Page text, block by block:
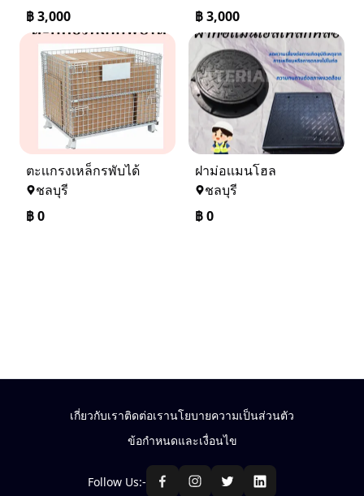
฿3,000
฿3,000
ตะเเกรงเหล็กรพับได้
ชลบุรี
฿0
ฝาม่อเเมนโฮล
ชลบุรี
฿0
เกี่ยวกับเราติดต่อเรานโยบายความเป็นส่วนตัว
ข้อกำหนดและเงื่อนไข
Follow Us:-